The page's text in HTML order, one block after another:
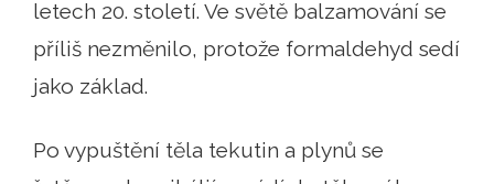
letech 20. století. Ve světě balzamování se
příliš nezměnilo, protože formaldehyd sedí
jako základ.
Po vypuštění těla tekutin a plynů se